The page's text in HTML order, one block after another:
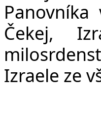
Čekej,
Izraele ze